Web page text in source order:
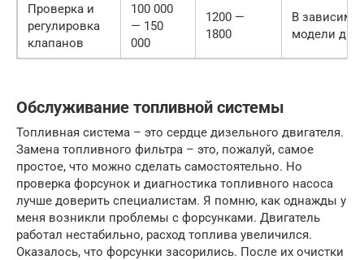
Проверка и
регулировка
клапанов
100 000
— 150
000
1200 —
1800
В
модели
Обслуживание топливной системы
Топливная система – это сердце дизельного двигателя.
Замена топливного фильтра – это, пожалуй, самое
простое, что можно сделать самостоятельно. Но
проверка форсунок и диагностика топливного насоса
лучше доверить специалистам. Я помню, как однажды у
меня возникли проблемы с форсунками. Двигатель
работал нестабильно, расход топлива увеличился.
Оказалось, что форсунки засорились. После их очистки